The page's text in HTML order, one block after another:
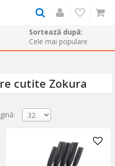
Sortează după:
cutite Zokura